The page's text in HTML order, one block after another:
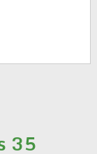
35